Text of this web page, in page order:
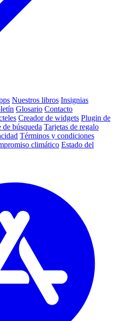
Nuestros libros Insignias
Glosario Contacto
Creador de widgets Plugin de
de búsqueda Tarjetas de regalo
Términos y condiciones
climático Estado del